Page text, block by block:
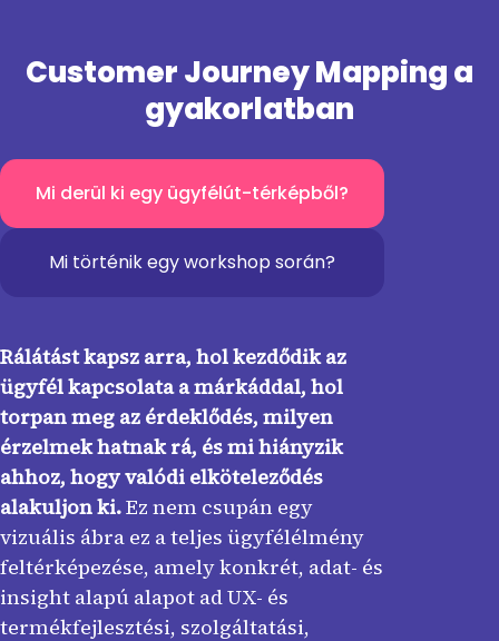
Customer Journey Mapping a
gyakorlatban
Mi derül ki egy ügyfélút-térképből?
Mi történik egy workshop során?
Rálátást kapsz arra, hol kezdődik az
ügyfél kapcsolata a márkáddal, hol
torpan meg az érdeklődés, milyen
érzelmek hatnak rá, és mi hiányzik
ahhoz, hogy valódi elköteleződés
alakuljon ki.Ez nem csupán egy
vizuális ábra ez a teljes ügyfélélmény
feltérképezése, amely konkrét, adat- és
insight alapú alapot ad UX- és
termékfejlesztési, szolgáltatási,